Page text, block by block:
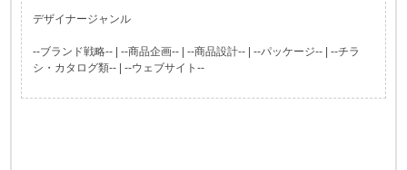
デザイナージャンル
--ブランド戦略-- | --商品企画-- | --商品設計-- | --パッケージ-- | --チラ
シ・カタログ類-- | --ウェブサイト--